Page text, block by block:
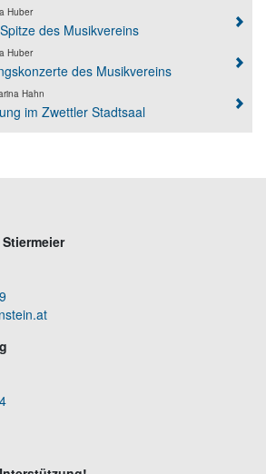
Huber
des Musikvereins
Huber
des Musikvereins
Hahn
im Zwettler Stadtsaal